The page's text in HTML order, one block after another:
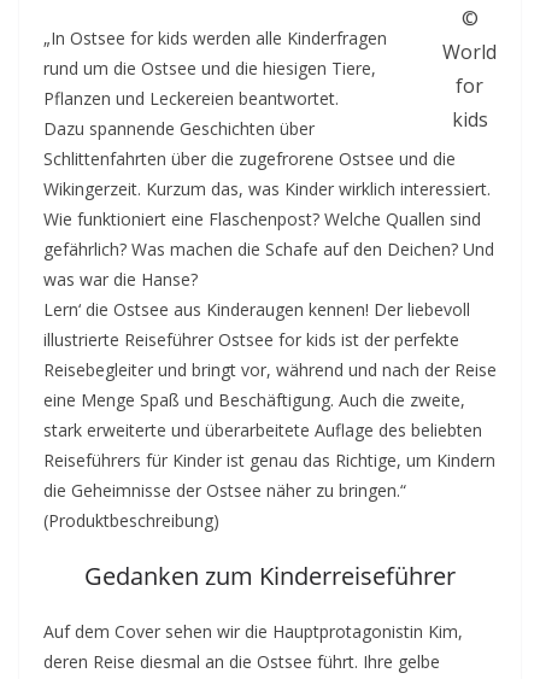
©
World
for
kids
„In Ostsee for kids werden alle Kinderfragen
rund um die Ostsee und die hiesigen Tiere,
Pflanzen und Leckereien beantwortet.
Dazu spannende Geschichten über
Schlittenfahrten über die zugefrorene Ostsee und die
Wikingerzeit. Kurzum das, was Kinder wirklich interessiert.
Wie funktioniert eine Flaschenpost? Welche Quallen sind
gefährlich? Was machen die Schafe auf den Deichen? Und
was war die Hanse?
Lern‘ die Ostsee aus Kinderaugen kennen! Der liebevoll
illustrierte Reiseführer Ostsee for kids ist der perfekte
Reisebegleiter und bringt vor, während und nach der Reise
eine Menge Spaß und Beschäftigung. Auch die zweite,
stark erweiterte und überarbeitete Auflage des beliebten
Reiseführers für Kinder ist genau das Richtige, um Kindern
die Geheimnisse der Ostsee näher zu bringen.“
(Produktbeschreibung)
Gedanken zum Kinderreiseführer
Auf dem Cover sehen wir die Hauptprotagonistin Kim,
deren Reise diesmal an die Ostsee führt. Ihre gelbe